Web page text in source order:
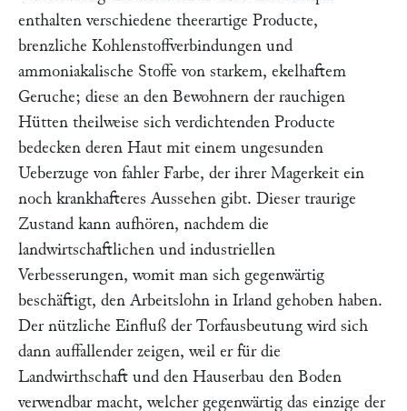
enthalten verschiedene theerartige Producte,
brenzliche Kohlenstoffverbindungen und
ammoniakalische Stoffe von starkem, ekelhaftem
Geruche; diese an den Bewohnern der rauchigen
Hütten theilweise sich verdichtenden Producte
bedecken deren Haut mit einem ungesunden
Ueberzuge von fahler Farbe, der ihrer Magerkeit ein
noch krankhafteres Aussehen gibt. Dieser traurige
Zustand kann aufhören, nachdem die
landwirtschaftlichen und industriellen
Verbesserungen, womit man sich gegenwärtig
beschäftigt, den Arbeitslohn in Irland gehoben haben.
Der nützliche Einfluß der Torfausbeutung wird sich
dann auffallender zeigen, weil er für die
Landwirthschaft und den Hauserbau den Boden
verwendbar macht, welcher gegenwärtig das einzige der